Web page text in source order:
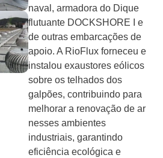
naval, armadora do Dique
flutuante DOCKSHORE I e
de outras embarcações de
apoio. A RioFlux forneceu e
instalou exaustores eólicos
sobre os telhados dos
galpões, contribuindo para
melhorar a renovação de ar
nesses ambientes
industriais, garantindo
eficiência ecológica e